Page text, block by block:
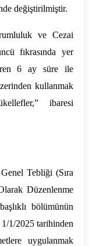
değiştirilmiştir.
ve Cezai
fıkrasında yer
6 ay süre ile
kullanmak
ibaresi
Tebliği (Sıra
Düzenlenme
bölümünün
1/1/2025tarihinden
uygulanmak